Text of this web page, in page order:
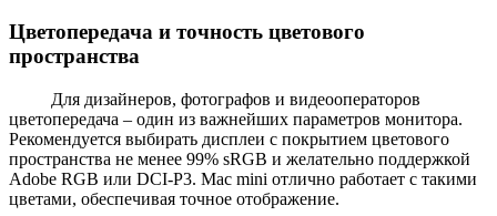
Цветопередача и точность цветового
пространства
Для дизайнеров, фотографов и видеооператоров
цветопередача – один из важнейших параметров монитора.
Рекомендуется выбирать дисплеи с покрытием цветового
пространства не менее 99% sRGB и желательно поддержкой
Adobe RGB или DCI-P3. Mac mini отлично работает с такими
цветами, обеспечивая точное отображение.